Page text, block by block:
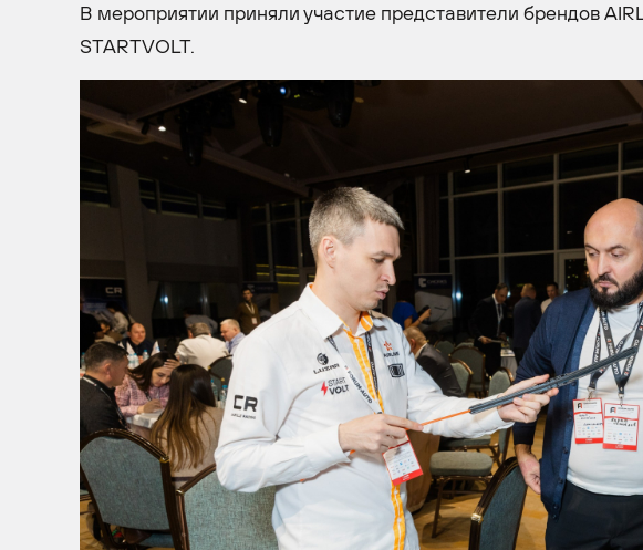
В мероприятии приняли участие представители брендов
STARTVOLT.